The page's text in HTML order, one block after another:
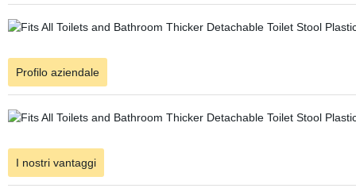
Profilo aziendale
I nostri vantaggi